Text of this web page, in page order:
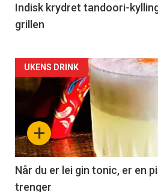
Indisk krydret tandoori-
grillen
Forsiden
akkurat
nå
-
2
+
UKENS DRINK
Når du er lei gin tonic, er en
trenger